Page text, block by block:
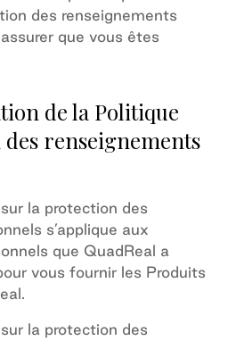
des renseignements
que vous êtes
de la Politique
renseignements
la protection des
s’applique aux
que QuadReal a
vous fournir les Produits
la protection des